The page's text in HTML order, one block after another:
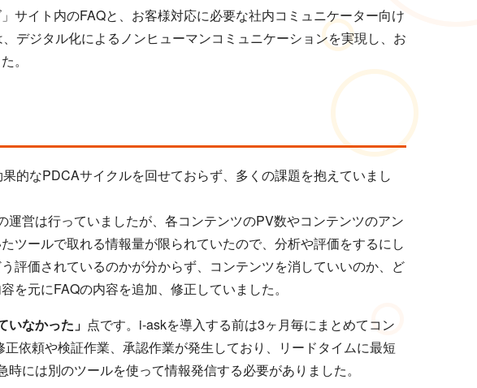
サイト内のFAQと、お客様対応に必要な社内コミュニケーター向け
デジタル化によるノンヒューマンコミュニケーションを実現し、お
。
的なPDCAサイクルを回せておらず、多くの課題を抱えていまし
運営は行っていましたが、各コンテンツのPV数やコンテンツのアン
ツールで取れる情報量が限られていたので、分析や評価をするにし
評価されているのかが分からず、コンテンツを消していいのか、ど
元にFAQの内容を追加、修正していました。
なかった」 点です。i-askを導入する前は3ヶ月毎にまとめてコン
依頼や検証作業、承認作業が発生しており、リードタイムに最短
には別のツールを使って情報発信する必要がありました。